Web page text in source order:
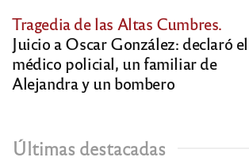
Tragedia de las Altas Cumbres.
Juicio a Oscar González: declaró el
médico policial, un familiar de
Alejandra y un bombero
Últimas destacadas